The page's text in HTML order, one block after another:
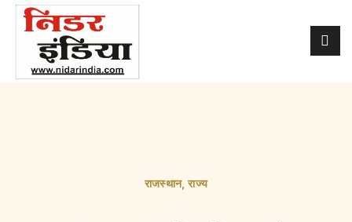
राजस्थान,राज्य